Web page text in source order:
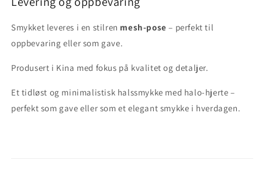
Smykket leveres i en stilren mesh-pose – perfekt til
oppbevaring eller som gave.
Produsert i Kina med fokus på kvalitet og detaljer.
Et tidløst og minimalistisk halssmykke med halo-hjerte –
perfekt som gave eller som et elegant smykke i hverdagen.